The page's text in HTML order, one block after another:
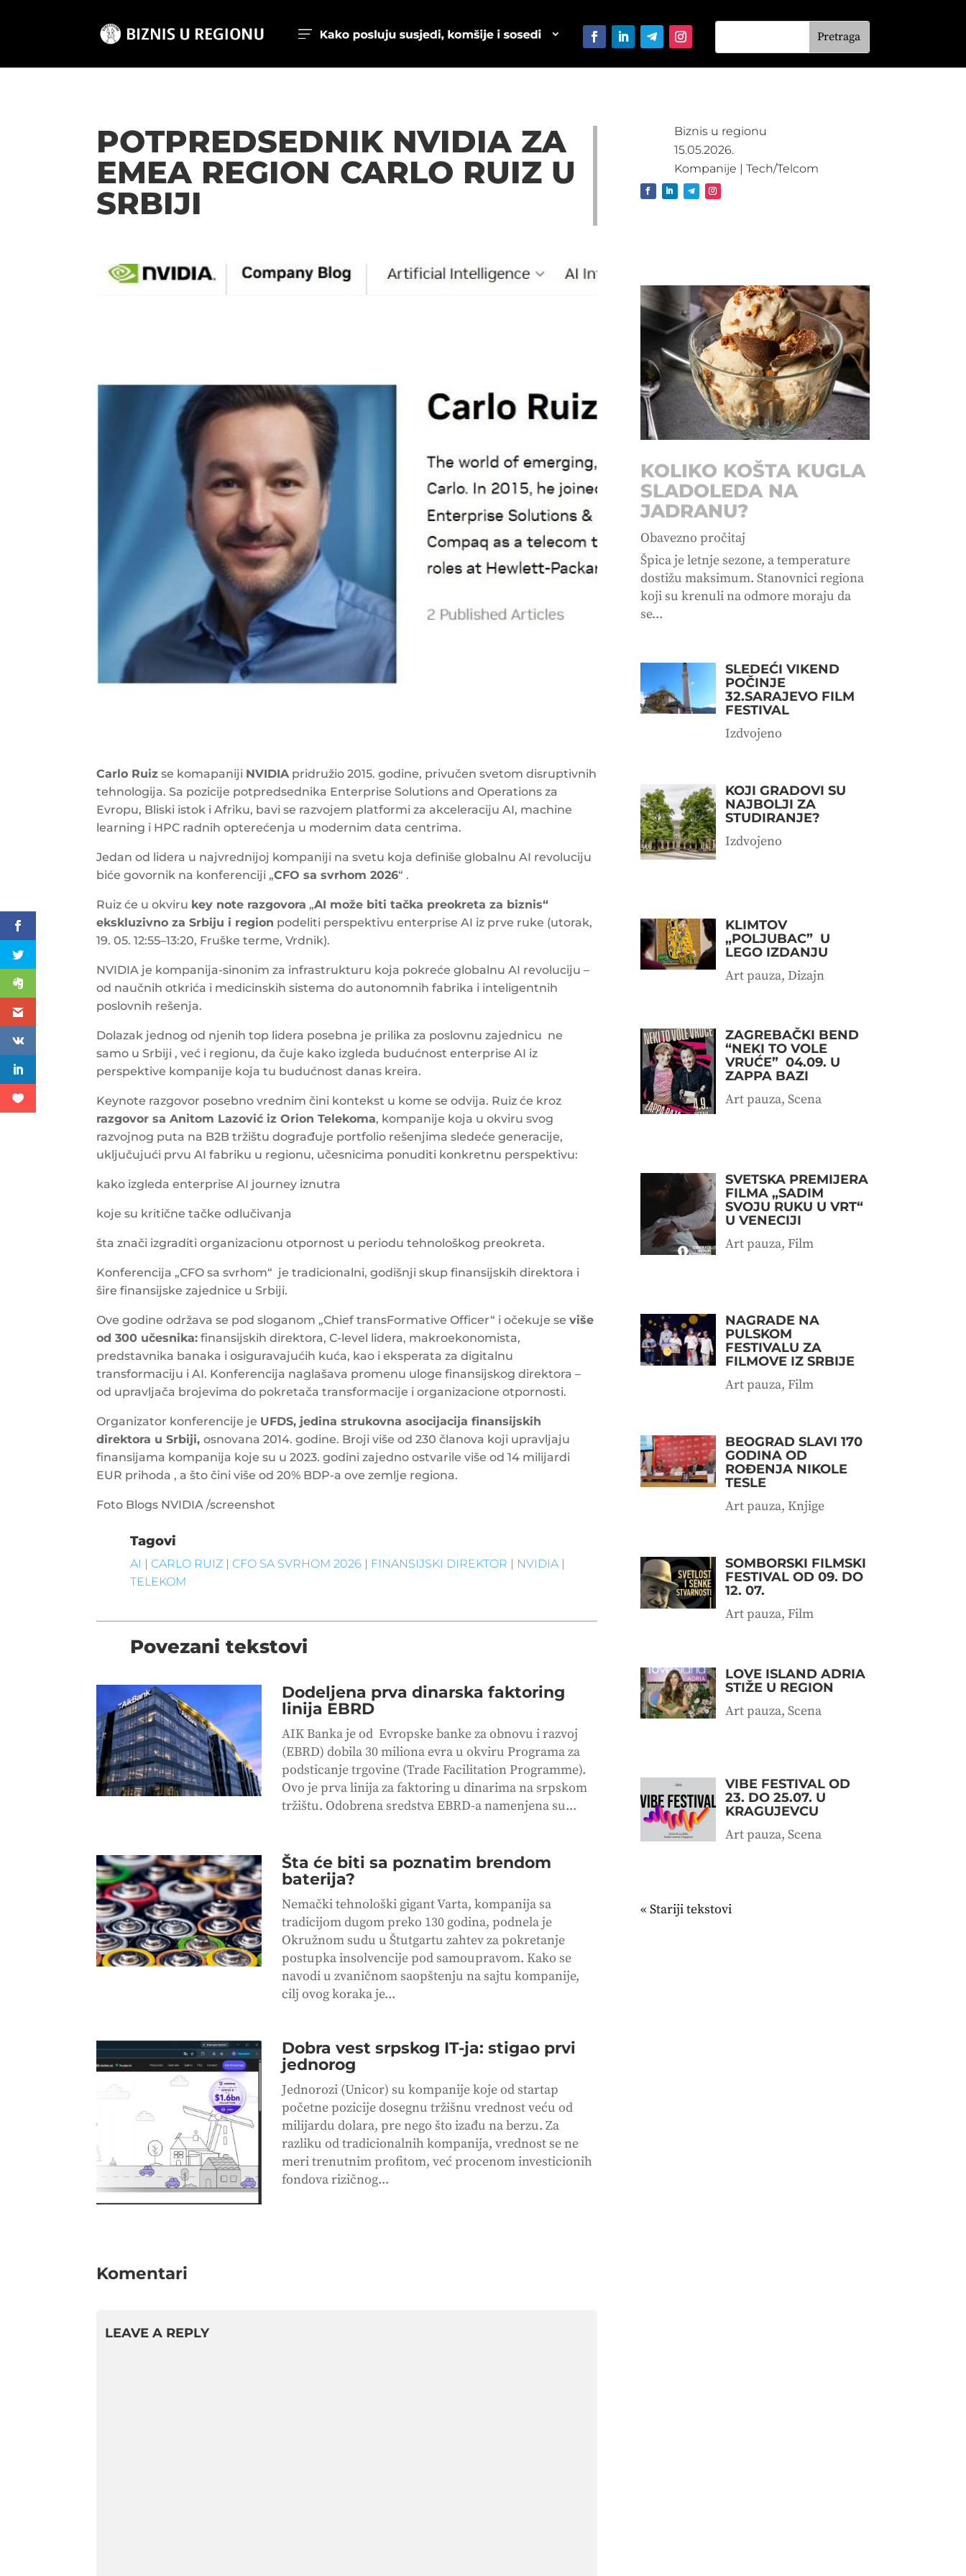
POTPREDSEDNIK NVIDIA ZA
EMEA REGION CARLO RUIZ U
SRBIJI
Biznis u regionu
15.05.2026.
Kompanije |Tech/Telcom
Carlo Ruiz se komapaniji NVIDIApridružio 2015. godine, privučen svetom disruptivnih
tehnologija. Sa pozicije potpredsednika Enterprise Solutions and Operations za
Evropu, Bliski istok i Afriku, bavi se razvojem platformi za akceleraciju AI, machine
learning i HPC radnih opterećenja u modernim data centrima.
Jedan od lidera u najvrednijoj kompaniji na svetu koja definiše globalnu AI revoluciju
biće govornik na konferenciji „CFO sa svrhom 2026“ .
Ruiz će u okviru key note razgovora „AI može biti tačka preokreta za biznis“
ekskluzivno za Srbiju i region podeliti perspektivu enterprise AI iz prve ruke (utorak,
19. 05. 12:55–13:20, Fruške terme, Vrdnik).
NVIDIA je kompanija-sinonim za infrastrukturu koja pokreće globalnu AI revoluciju –
od naučnih otkrića i medicinskih sistema do autonomnih fabrika i inteligentnih
poslovnih rešenja.
Dolazak jednog od njenih top lidera posebna je prilika za poslovnu zajednicu ne
samo u Srbiji , već i regionu, da čuje kako izgleda budućnost enterprise AI iz
perspektive kompanije koja tu budućnost danas kreira.
Keynote razgovor posebno vrednim čini kontekst u kome se odvija. Ruiz će kroz
razgovor sa Anitom Lazović iz Orion Telekoma, kompanije koja u okviru svog
razvojnog puta na B2B tržištu dograđuje portfolio rešenjima sledeće generacije,
uključujući prvu AI fabriku u regionu, učesnicima ponuditi konkretnu perspektivu:
kako izgleda enterprise AI journey iznutra
koje su kritične tačke odlučivanja
šta znači izgraditi organizacionu otpornost u periodu tehnološkog preokreta.
Konferencija „CFO sa svrhom“ je tradicionalni, godišnji skup finansijskih direktora i
šire finansijske zajednice u Srbiji.
Ove godine održava se pod sloganom „Chief transFormative Officer“ i očekuje seviše
od 300 učesnika: finansijskih direktora, C-level lidera, makroekonomista,
predstavnika banaka i osiguravajućih kuća, kao i eksperata za digitalnu
transformaciju i AI. Konferencija naglašava promenu uloge finansijskog direktora –
od upravljača brojevima do pokretača transformacije i organizacione otpornosti.
Organizator konferencije je UFDS, jedina strukovna asocijacija finansijskih
direktora u Srbiji,osnovana 2014. godine. Broji više od 230 članova koji upravljaju
finansijama kompanija koje su u 2023. godini zajedno ostvarile više od 14 milijardi
EUR prihoda , a što čini više od 20% BDP-a ove zemlje regiona.
Foto Blogs NVIDIA /screenshot
Tagovi
AI CARLO RUIZ CFO SA SVRHOM 2026 FINANSIJSKI DIREKTOR NVIDIA
TELEKOM
Povezani tekstovi
Dodeljena prva dinarska faktoring
linija EBRD
AIK Banka je od Evropske banke za obnovu i razvoj
(EBRD) dobila 30 miliona evra u okviru Programa za
podsticanje trgovine (Trade Facilitation Programme).
Ovo je prva linija za faktoring u dinarima na srpskom
tržištu. Odobrena sredstva EBRD-a namenjena su...
Šta će biti sa poznatim brendom
baterija?
Nemački tehnološki gigant Varta, kompanija sa
tradicijom dugom preko 130 godina, podnela je
Okružnom sudu u Štutgartu zahtev za pokretanje
postupka insolvencije pod samoupravom. Kako se
navodi u zvaničnom saopštenju na sajtu kompanije,
cilj ovog koraka je...
Dobra vest srpskog IT-ja: stigao prvi
jednorog
Jednorozi (Unicor) su kompanije koje od startap
početne pozicije dosegnu tržišnu vrednost veću od
milijardu dolara, pre nego što izađu na berzu. Za
razliku od tradicionalnih kompanija, vrednost se ne
meri trenutnim profitom, već procenom investicionih
fondova rizičnog...
Komentari
LEAVE A REPLY
KOLIKO KOŠTA KUGLA
SLADOLEDA NA
JADRANU?
Obavezno pročitaj
Špica je letnje sezone, a temperature
dostižu maksimum. Stanovnici regiona
koji su krenuli na odmore moraju da
se...
SLEDEĆI VIKEND
POČINJE
32.SARAJEVO FILM
FESTIVAL
Izdvojeno
KOJI GRADOVI SU
NAJBOLJI ZA
STUDIRANJE?
Izdvojeno
KLIMTOV
„POLJUBAC” U
LEGO IZDANJU
Art pauza, Dizajn
ZAGREBAČKI BEND
“NEKI TO VOLE
VRUĆE” 04.09. U
ZAPPA BAZI
Art pauza, Scena
SVETSKA PREMIJERA
FILMA „SADIM
SVOJU RUKU U VRT“
U VENECIJI
Art pauza, Film
NAGRADE NA
PULSKOM
FESTIVALU ZA
FILMOVE IZ SRBIJE
Art pauza, Film
BEOGRAD SLAVI 170
GODINA OD
ROĐENJA NIKOLE
TESLE
Art pauza, Knjige
SOMBORSKI FILMSKI
FESTIVAL OD 09. DO
12. 07.
Art pauza, Film
LOVE ISLAND ADRIA
STIŽE U REGION
Art pauza, Scena
VIBE FESTIVAL OD
23. DO 25.07. U
KRAGUJEVCU
Art pauza, Scena
« Stariji unosi